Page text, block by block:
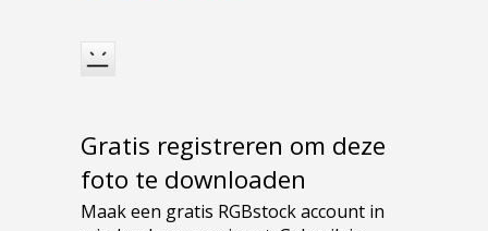
Gratis registreren om deze
foto te downloaden